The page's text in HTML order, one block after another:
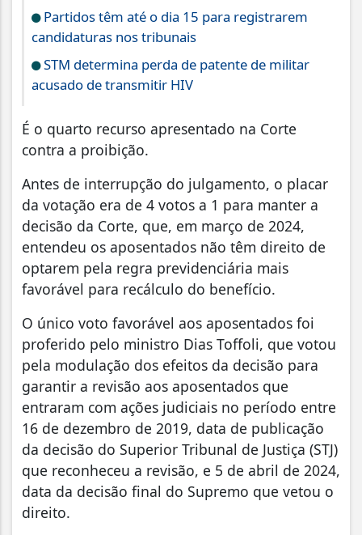
Partidos têm até o dia 15 para registrarem
candidaturas nos tribunais
STM determina perda de patente de militar
acusado de transmitir HIV
É o quarto recurso apresentado na Corte
contra a proibição.
Antes de interrupção do julgamento, o placar
da votação era de 4 votos a 1 para manter a
decisão da Corte, que, em março de 2024,
entendeu os aposentados não têm direito de
optarem pela regra previdenciária mais
favorável para recálculo do benefício.
O único voto favorável aos aposentados foi
proferido pelo ministro Dias Toffoli, que votou
pela modulação dos efeitos da decisão para
garantir a revisão aos aposentados que
entraram com ações judiciais no período entre
16 de dezembro de 2019, data de publicação
da decisão do Superior Tribunal de Justiça (STJ)
que reconheceu a revisão, e 5 de abril de 2024,
data da decisão final do Supremo que vetou o
direito.